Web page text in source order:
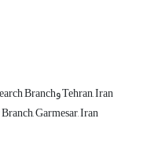
Masters of Personality Psychology, Islamic Azad University Tehran Sciences & Research Branchو Tehran, Iran
Garmesar, Iran